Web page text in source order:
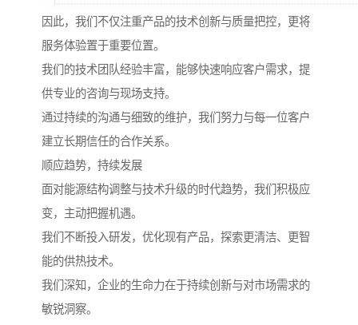
因此，我们不仅注重产品的技术创新与质量把控，更将
服务体验置于重要位置。
我们的技术团队经验丰富，能够快速响应客户需求，提
供专业的咨询与现场支持。
通过持续的沟通与细致的维护，我们努力与每一位客户
建立长期信任的合作关系。
顺应趋势，持续发展
面对能源结构调整与技术升级的时代趋势，我们积极应
变，主动把握机遇。
我们不断投入研发，优化现有产品，探索更清洁、更智
能的供热技术。
我们深知，企业的生命力在于持续创新与对市场需求的
敏锐洞察。